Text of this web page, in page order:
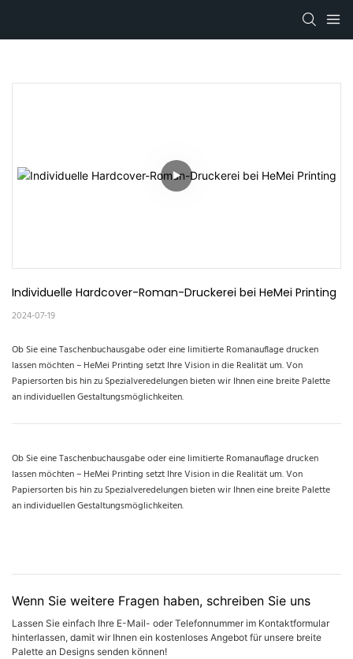
Individuelle Hardcover-Roman-Druckerei bei HeMei Printing
2024-07-19
Ob Sie eine Taschenbuchausgabe oder eine limitierte Romanauflage drucken
lassen möchten – HeMei Printing setzt Ihre Vision in die Realität um. Von
Papiersorten bis hin zu Spezialveredelungen bieten wir Ihnen eine breite Palette
an individuellen Gestaltungsmöglichkeiten.
Ob Sie eine Taschenbuchausgabe oder eine limitierte Romanauflage drucken
lassen möchten – HeMei Printing setzt Ihre Vision in die Realität um. Von
Papiersorten bis hin zu Spezialveredelungen bieten wir Ihnen eine breite Palette
an individuellen Gestaltungsmöglichkeiten.
Wenn Sie weitere Fragen haben, schreiben Sie uns
Lassen Sie einfach Ihre E-Mail- oder Telefonnummer im Kontaktformular
hinterlassen, damit wir Ihnen ein kostenloses Angebot für unsere breite
Palette an Designs senden können!